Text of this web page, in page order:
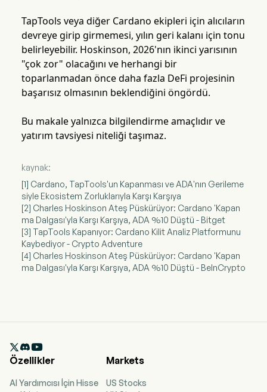
TapTools veya diğer Cardano ekipleri için alıcıların
devreye girip girmemesi, yılın geri kalanı için tonu
belirleyebilir. Hoskinson, 2026'nın ikinci yarısının
"çok zor" olacağını ve herhangi bir
toparlanmadan önce daha fazla DeFi projesinin
başarısız olmasının beklendiğini öngördü.
Bu makale yalnızca bilgilendirme amaçlıdır ve
yatırım tavsiyesi niteliği taşımaz.
kaynak:
[1] Cardano, TapTools'un Kapanması ve ADA'nın Gerileme
siyle Ekosistem Zorluklarıyla Karşı Karşıya
[2] Charles Hoskinson Ateş Püskürüyor: Cardano 'Kapan
ma Dalgası'yla Karşı Karşıya, ADA %10 Düştü - Bitget
[3] TapTools Kapanıyor: Cardano Kilit Analiz Platformunu
Kaybediyor - Crypto Adventure
[4] Charles Hoskinson Ateş Püskürüyor: Cardano 'Kapan
ma Dalgası'yla Karşı Karşıya, ADA %10 Düştü - BeInCrypto

Özellikler
AI Yardımcısı İçin Hisse
Markets
US Stocks